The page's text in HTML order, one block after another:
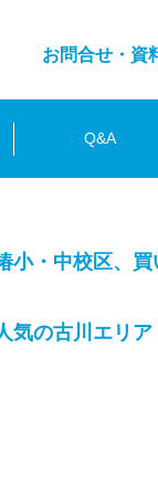
お問合せ・資
Q&A
・中校区、買
気の古川エリ